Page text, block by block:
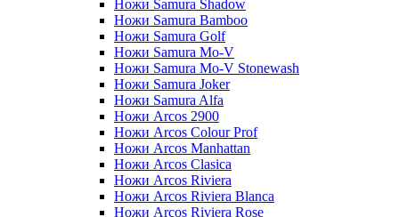
Ножи Samura Shadow
Ножи Samura Bamboo
Ножи Samura Golf
Ножи Samura Mo-V
Ножи Samura Mo-V Stonewash
Ножи Samura Joker
Ножи Samura Alfa
Ножи Arcos 2900
Ножи Arcos Colour Prof
Ножи Arcos Manhattan
Ножи Arcos Clasica
Ножи Arcos Riviera
Ножи Arcos Riviera Blanca
Ножи Arcos Riviera Rose